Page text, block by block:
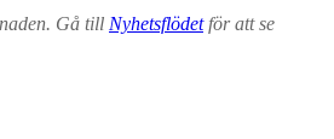
Gå till Nyhetsflödetför att se